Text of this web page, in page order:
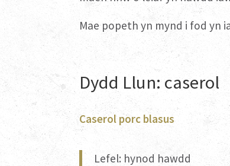
Mae popeth yn mynd i fod yn
Dydd Llun: caserol
Caserol porc blasus
Lefel: hynod hawdd